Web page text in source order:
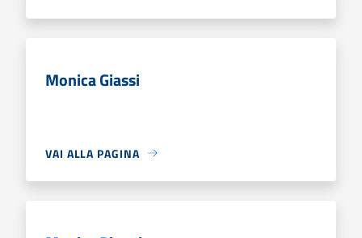
Monica Giassi
VAI ALLA PAGINA